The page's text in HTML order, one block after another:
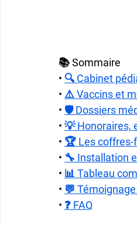
📚 Sommaire
• 🔍 Cabinet
• ⚠️ Vaccins et
• 🛡️ Dossiers
• 💡 Honoraires,
• 🏆 Les coffres-
• 🔧 Installation
• 📊 Tableau
• 💬
• ❓ FAQ